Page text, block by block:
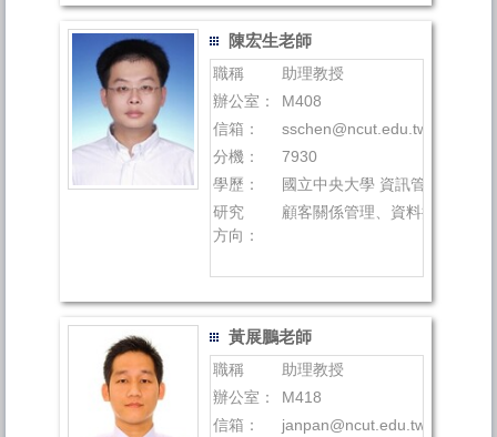
陳宏生老師
職稱
助理教授
辦公室：
M408
信箱：
sschen@ncut.edu.tw
分機：
7930
學歷：
國立中央大學 資訊管理所 博士
研究
方向：
顧客關係管理、資料探勘
黃展鵬老師
職稱
助理教授
辦公室：
M418
信箱：
janpan@ncut.edu.tw